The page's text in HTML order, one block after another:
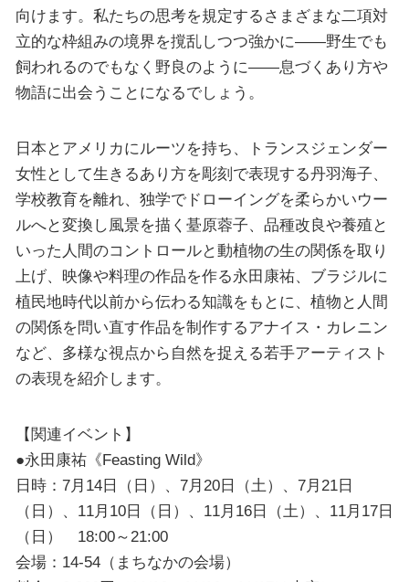
向けます。私たちの思考を規定するさまざまな二項対
立的な枠組みの境界を撹乱しつつ強かに――野生でも
飼われるのでもなく野良のように――息づくあり方や
物語に出会うことになるでしょう。
日本とアメリカにルーツを持ち、トランスジェンダー
女性として生きるあり方を彫刻で表現する丹羽海子、
学校教育を離れ、独学でドローイングを柔らかいウー
ルへと変換し風景を描く䑓原蓉子、品種改良や養殖と
いった人間のコントロールと動植物の生の関係を取り
上げ、映像や料理の作品を作る永田康祐、ブラジルに
植民地時代以前から伝わる知識をもとに、植物と人間
の関係を問い直す作品を制作するアナイス・カレニン
など、多様な視点から自然を捉える若手アーティスト
の表現を紹介します。
【関連イベント】
●永田康祐《Feasting Wild》
日時：7月14日（日）、7月20日（土）、7月21日
（日）、11月10日（日）、11月16日（土）、11月17日
（日） 18:00～21:00
会場：14-54（まちなかの会場）